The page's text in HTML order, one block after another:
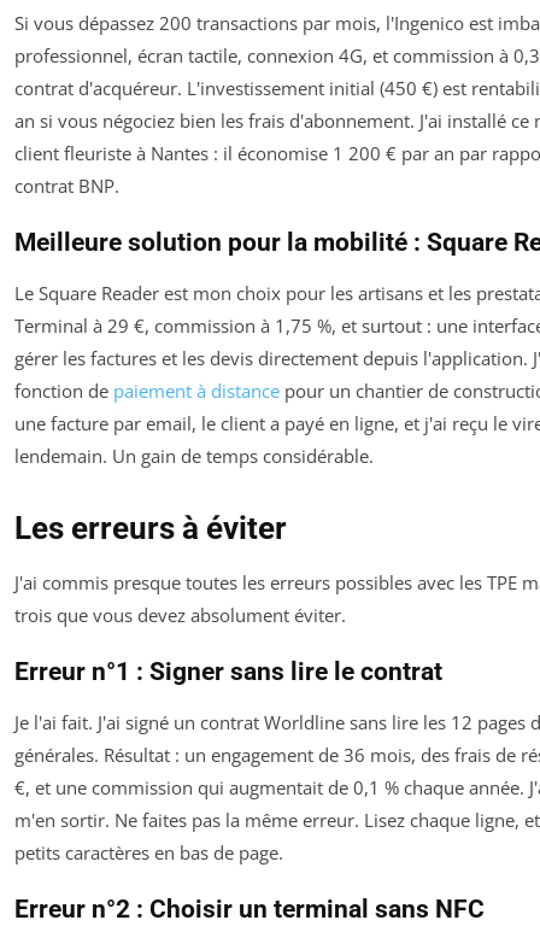
Si vous dépassez 200 transactions par mois, l'Ingenico est
professionnel, écran tactile, connexion 4G, et commission à
contrat d'acquéreur. L'investissement initial (450 €) est
an si vous négociez bien les frais d'abonnement. J'ai installé ce
client fleuriste à Nantes : il économise 1 200 € par an par
contrat BNP.
Meilleure solution pour la mobilité : Square
Le Square Reader est mon choix pour les artisans et les
Terminal à 29 €, commission à 1,75 %, et surtout : une
gérer les factures et les devis directement depuis l'application.
fonction de paiement à distance pour un chantier de
une facture par email, le client a payé en ligne, et j'ai reçu le
lendemain. Un gain de temps considérable.
Les erreurs à éviter
J'ai commis presque toutes les erreurs possibles avec les TPE
trois que vous devez absolument éviter.
Erreur n°1 : Signer sans lire le contrat
Je l'ai fait. J'ai signé un contrat Worldline sans lire les 12 pages
générales. Résultat : un engagement de 36 mois, des frais de
€, et une commission qui augmentait de 0,1 % chaque année.
m'en sortir. Ne faites pas la même erreur. Lisez chaque ligne,
petits caractères en bas de page.
Erreur n°2 : Choisir un terminal sans NFC